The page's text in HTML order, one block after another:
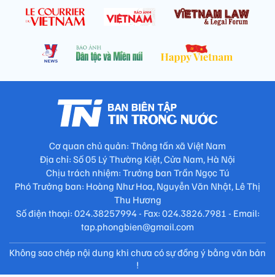
Cơ quan chủ quản: Thông tấn xã Việt Nam
Địa chỉ: Số 05 Lý Thường Kiệt, Cửa Nam, Hà Nội
Chịu trách nhiệm: Trưởng ban Trần Ngọc Tú
Phó Trưởng ban: Hoàng Như Hoa, Nguyễn Văn Nhật, Lê Thị
Thu Hương
Số điện thoại: 024.38257994 - Fax: 024.3826.7981 - Email:
tap.phongbien@gmail.com
Không sao chép nội dung khi chưa có sự đồng ý bằng văn bản
!